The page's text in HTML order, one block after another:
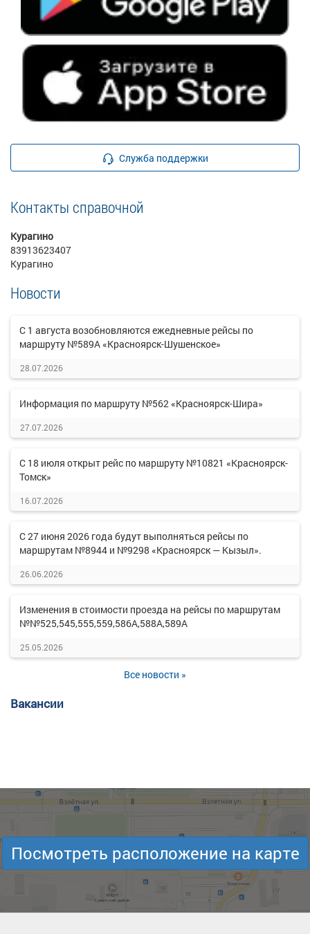
Служба поддержки
Контакты справочной
Курагино
83913623407
Курагино
Новости
С 1 августа возобновляются ежедневные рейсы по
маршруту №589А «Красноярск-Шушенское»
28.07.2026
Информация по маршруту №562 «Красноярск-Шира»
27.07.2026
С 18 июля открыт рейс по маршруту №10821 «Красноярск-
Томск»
16.07.2026
С 27 июня 2026 года будут выполняться рейсы по
маршрутам №8944 и №9298 «Красноярск — Кызыл».
26.06.2026
Изменения в стоимости проезда на рейсы по маршрутам
№№525,545,555,559,586А,588А,589А
25.05.2026
Все новости »
Вакансии
Посмотреть расположение на карте